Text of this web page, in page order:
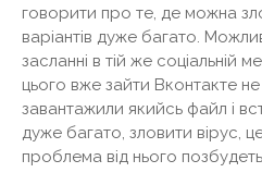
говорити про те, де можна
варіантів дуже багато.
засланні в тій же соціальній
цього вже зайти Вконтакте
завантажили якийсь файл і
дуже багато, зловити вірус,
проблема від нього